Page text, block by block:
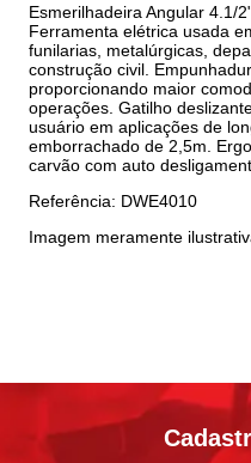
Esmerilhadeira Angular 4.1/
Ferramenta elétrica usada
funilarias, metalúrgicas,
construção civil.
proporcionando maior
operações. Gatilho
usuário em aplicações de
emborrachado de 2,5m.
carvão com auto
Referência: DWE4010
Imagem meramente